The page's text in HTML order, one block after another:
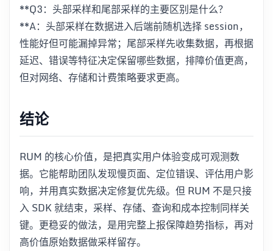
**Q3：头部采样和尾部采样的主要区别是什么？
**A：头部采样在数据进入后端前随机选择 session，
性能好但可能漏掉异常；尾部采样先收集数据，再根据
延迟、错误等特征决定保留哪些数据，排障价值更高，
但对网络、存储和计费策略要求更高。
结论
RUM 的核心价值，是把真实用户体验变成可观测数
据。它能帮助团队发现慢页面、定位错误、评估用户影
响，并用真实数据决定修复优先级。但 RUM 不是只接
入 SDK 就结束，采样、存储、查询和成本控制同样关
键。更稳妥的做法，是用完整上报保障趋势指标，再对
高价值原始数据做采样留存。